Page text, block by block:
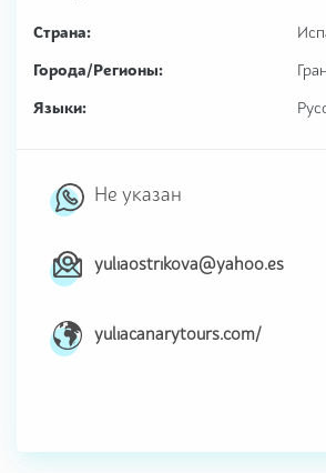
Страна:
Города/Регионы:
Языки:
Не указан
yuliaostrikova@yahoo.es
yuliacanarytours.com/